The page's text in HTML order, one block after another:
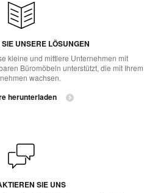
UNSERE LÖSUNGEN
kleine und mittlere Unternehmen mit
Büromöbeln unterstützt, die mit Ihrem
wachsen.
herunterladen
SIE UNS